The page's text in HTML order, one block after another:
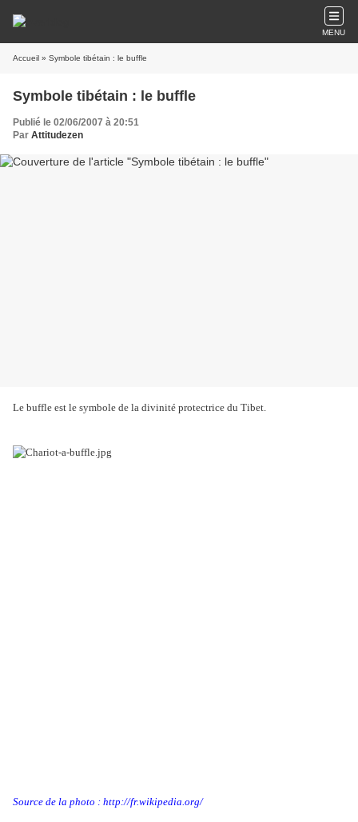
MENU
Accueil » Symbole tibétain : le buffle
Symbole tibétain : le buffle
Publié le 02/06/2007 à 20:51
Par Attitudezen
Le buffle est le symbole de la divinité protectrice du Tibet.
Source de la photo : http://fr.wikipedia.org/